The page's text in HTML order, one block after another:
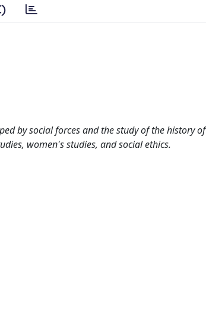
by social forces and the study of the history of
women's studies, and social ethics.